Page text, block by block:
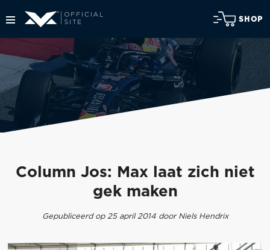
SHOP
Column Jos: Max laat zich niet
gek maken
Gepubliceerd op 25 april 2014 door Niels Hendrix